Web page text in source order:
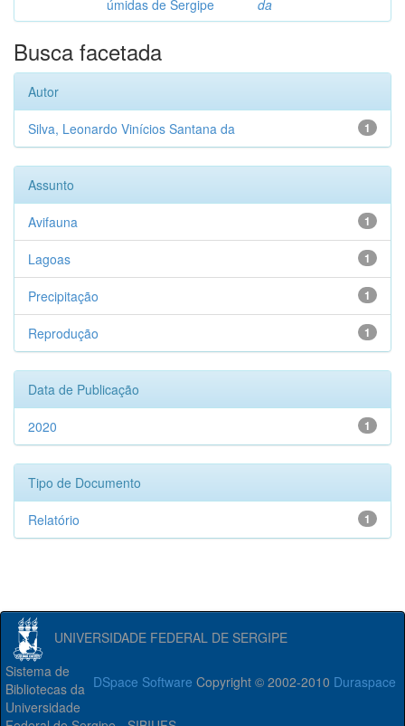
úmidas de Sergipe
da
Busca facetada
Autor
1
Silva, Leonardo Vinícios Santana da
Assunto
1
Avifauna
1
Lagoas
1
Precipitação
1
Reprodução
Data de Publicação
1
2020
Tipo de Documento
1
Relatório
UNIVERSIDADE FEDERAL DE SERGIPE
DSpace Software Copyright © 2002-2010 Duraspace
Sistema de
Bibliotecas da
Universidade